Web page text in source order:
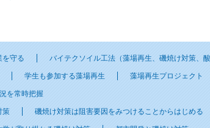
を守る バイテクソイル工法（藻場再生、磯焼け対策、酸
学生も参加する藻場再生 藻場再生プロジェクト
を常時把握
策 磯焼け対策は阻害要因をみつけることからはじめる